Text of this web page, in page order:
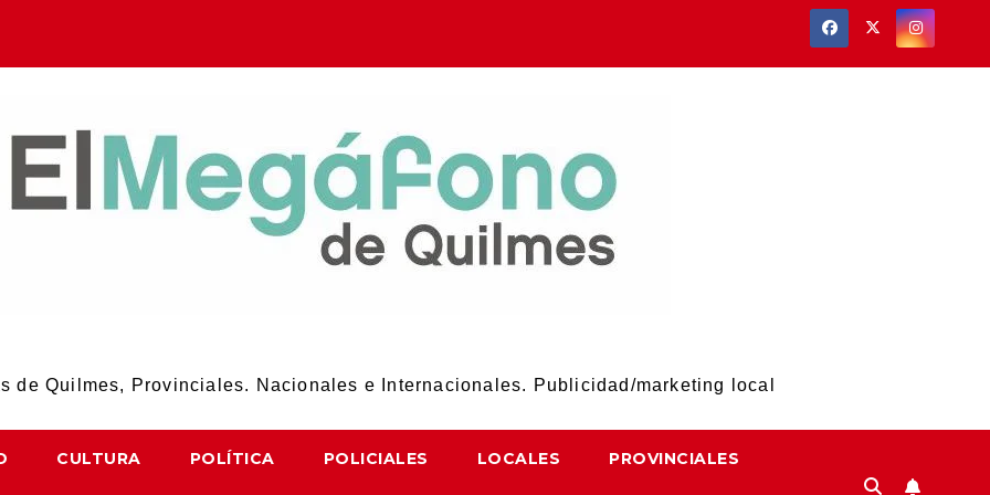
de Quilmes, Provinciales. Nacionales e Internacionales. Publicidad/marketing local
CULTURA POLÍTICA POLICIALES LOCALES PROVINCIALES